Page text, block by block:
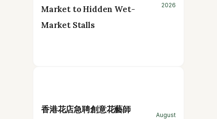
Market to Hidden Wet-
Market Stalls
2026
香港花店急聘創意花藝師
August